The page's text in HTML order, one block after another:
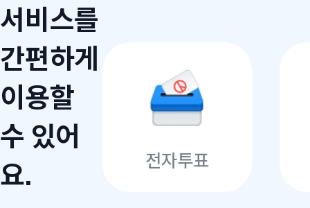
서비스를
간편하게
이용할
수 있어
요.
전자투표